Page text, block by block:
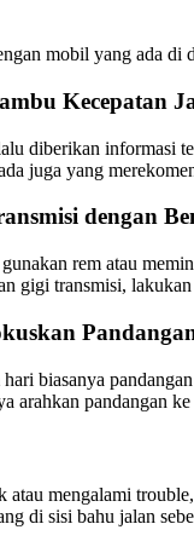
mobil yang ada
Kecepatan
diberikan informasi
juga yang
dengan
rem atau
gigi transmisi,
biasanya
arahkan pandangan
mengalami
di sisi bahu jalan